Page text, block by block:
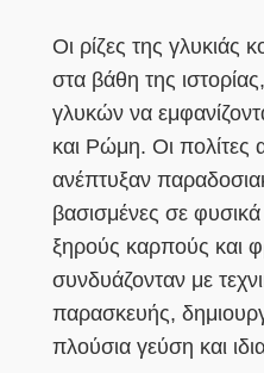
Οι ρίζες της γλυκιάς
στα βάθη της
γλυκών να
και Ρώμη. Οι πολίτες
ανέπτυξαν
βασισμένες σε
ξηρούς καρπούς και
συνδυάζονταν με
παρασκευής,
πλούσια γεύση και